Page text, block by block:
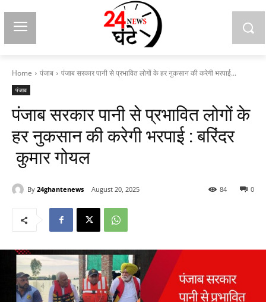
Home पंजाब पंजाब सरकार पानी से प्रभावित लोगों के हर नुकसान की करेगी भरपाई...
पंजाब
पंजाब सरकार पानी से प्रभावित लोगों के
हर नुकसान की करेगी भरपाई : बरिंदर
कुमार गोयल
By 24ghantenews August 20, 2025 0
84